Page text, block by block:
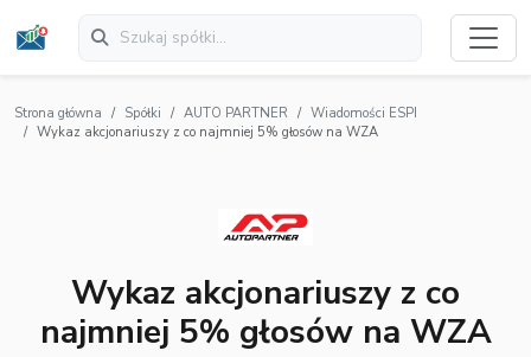
Strona główna Spółki AUTO PARTNER
Wiadomości ESPI
Wykaz akcjonariuszy z co najmniej 5% głosów na WZA
Wykaz akcjonariuszy z co
najmniej 5% głosów na WZA